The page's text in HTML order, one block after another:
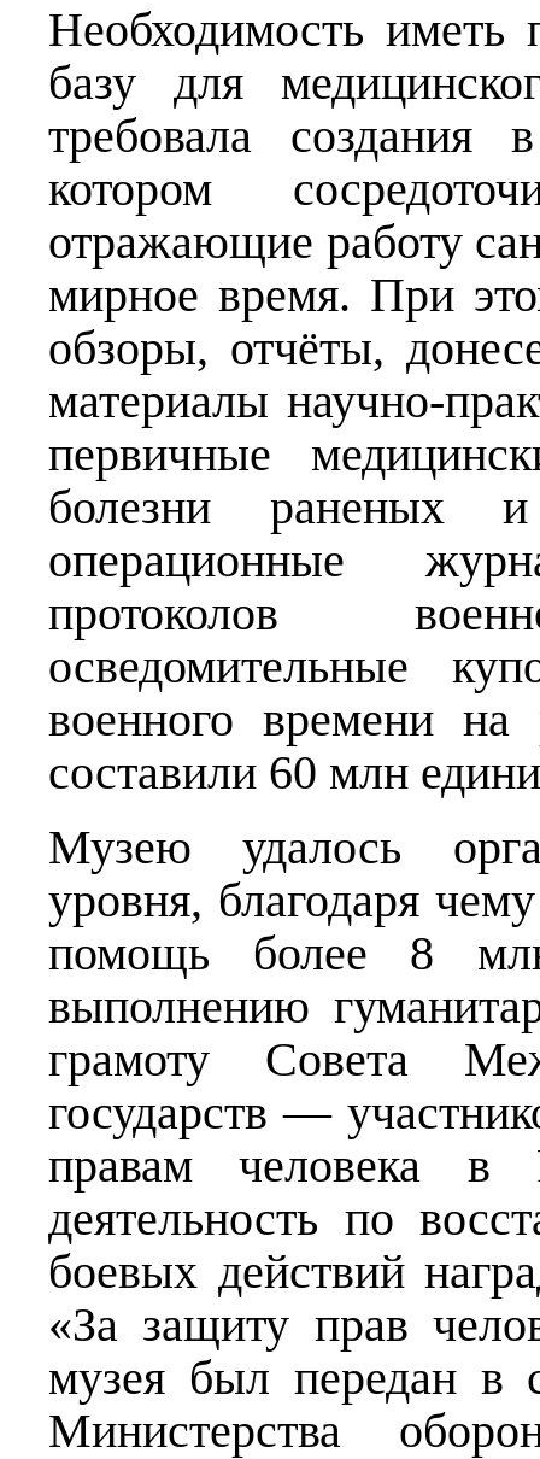
Необходимость иметь
базу для
требовала создания
котором
отражающие работу
мирное время. При
обзоры, отчёты,
материалы научно-
первичные
болезни раненых
операционные
протоколов
осведомительные
военного времени
составили 60 млн
Музею удалось
уровня, благодаря
помощь более 8
выполнению
грамоту Совета
государств —
правам человека в
деятельность по
боевых действий
«За защиту прав
музея был передан в
Министерства